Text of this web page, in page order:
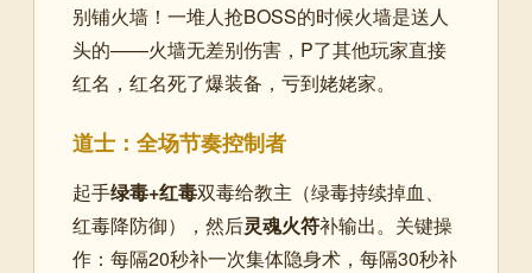
别铺火墙！一堆人抢BOSS的时候火墙是送人
头的——火墙无差别伤害，P了其他玩家直接
红名，红名死了爆装备，亏到姥姥家。
道士：全场节奏控制者
起手绿毒+红毒双毒给教主（绿毒持续掉血、
红毒降防御），然后灵魂火符补输出。关键操
作：每隔20秒补一次集体隐身术，每隔30秒补